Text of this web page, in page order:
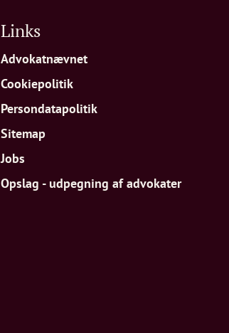
Links
Advokatnævnet
Cookiepolitik
Persondatapolitik
Sitemap
Jobs
Opslag - udpegning af advokater